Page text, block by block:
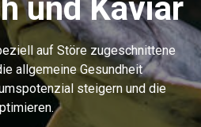
und Kaviar
auf Störe zugeschnittene
allgemeine Gesundheit
steigern und die